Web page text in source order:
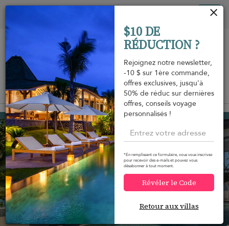
Vue sur la carte
Thong Krut beach à partir de
Réduction -15%
$10 DE
RÉDUCTION ?
Rejoignez notre newsletter,
-10 $ sur 1ère commande,
offres exclusives, jusqu'à
50% de réduc sur dernières
offres, conseils voyage
personnalisés !
*En remplissant ce formulaire, vous vous inscrivez
pour recevoir des e-mails et pouvez vous
désabonner à tout moment.
Révéler le Code
Retour aux villas
Vos paramètres de cookies